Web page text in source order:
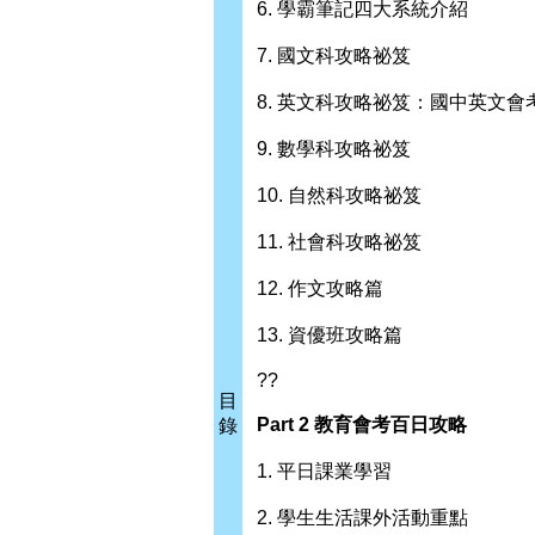
目
錄
6. 學霸筆記四大系統介紹
7. 國文科攻略祕笈
8. 英文科攻略祕笈：國中英文會
9. 數學科攻略祕笈
10. 自然科攻略祕笈
11. 社會科攻略祕笈
12. 作文攻略篇
13. 資優班攻略篇
??
Part 2 教育會考百日攻略
1. 平日課業學習
2. 學生生活課外活動重點